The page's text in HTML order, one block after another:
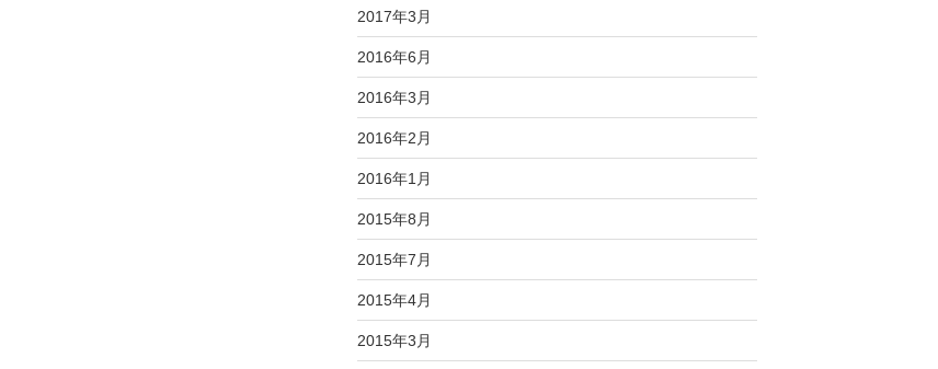
2017年3月
2016年6月
2016年3月
2016年2月
2016年1月
2015年8月
2015年7月
2015年4月
2015年3月